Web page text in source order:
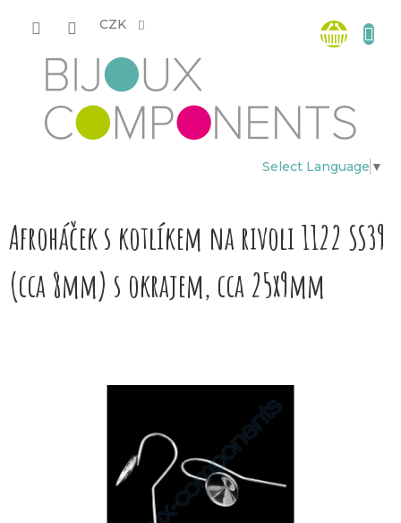
CZK
Select Language ▼
košík
Afroháček s kotlíkem na rivoli 1122 SS39
(cca 8mm) s okrajem, cca 25x9mm